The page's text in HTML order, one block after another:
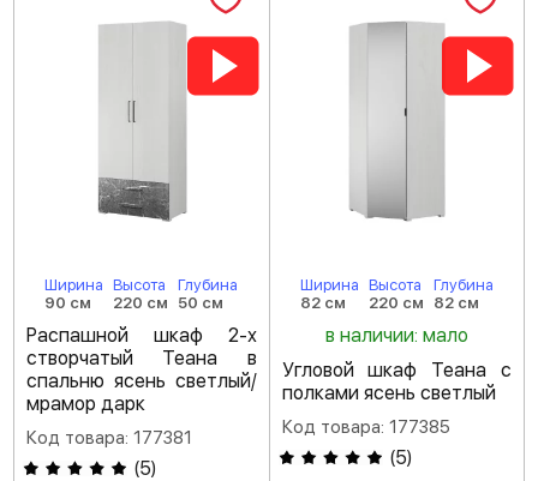
Ширина
90 см
Высота
220 см
Глубина
50 см
Распашной шкаф 2-х
створчатый Теана в
спальню ясень светлый/
мрамор дарк
Код товара: 177381
(5)
Ширина
82 см
Высота
220 см
Глубина
82 см
в наличии: мало
Угловой шкаф Теана с
полками ясень светлый
Код товара: 177385
(5)